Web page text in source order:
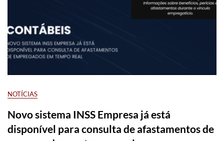
NOTÍCIAS
Novo sistema INSS Empresa já está
disponível para consulta de afastamentos de